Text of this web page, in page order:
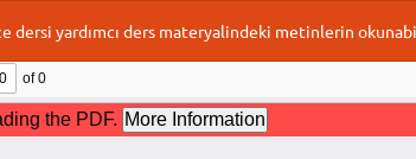
dersi yardımcı ders materyalindeki metinlerin